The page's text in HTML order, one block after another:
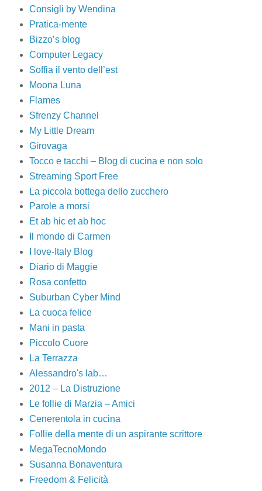
Consigli by Wendina
Pratica-mente
Bizzo’s blog
Computer Legacy
Soffia il vento dell’est
Moona Luna
Flames
Sfrenzy Channel
My Little Dream
Girovaga
Tocco e tacchi – Blog di cucina e non solo
Streaming Sport Free
La piccola bottega dello zucchero
Parole a morsi
Et ab hic et ab hoc
Il mondo di Carmen
I love-Italy Blog
Diario di Maggie
Rosa confetto
Suburban Cyber Mind
La cuoca felice
Mani in pasta
Piccolo Cuore
La Terrazza
Alessandro's lab…
2012 – La Distruzione
Le follie di Marzia – Amici
Cenerentola in cucina
Follie della mente di un aspirante scrittore
MegaTecnoMondo
Susanna Bonaventura
Freedom & Felicità